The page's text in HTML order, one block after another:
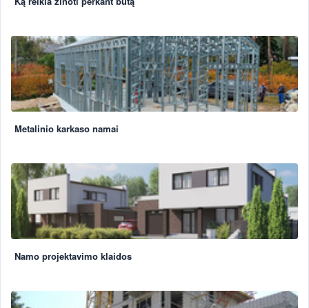
Metalinio karkaso namai
Namo projektavimo klaidos